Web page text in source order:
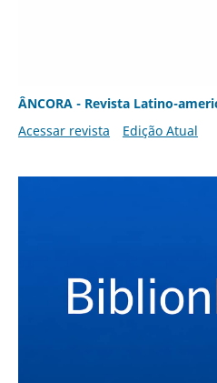
ÂNCORA - Revista Latino-
Acessar revista
Edição Atual